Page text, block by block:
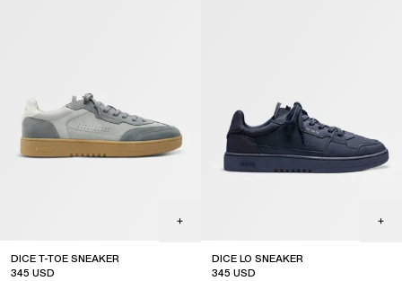
DICE T-TOE SNEAKER
345 USD
DICE LO SNEAKER
345 USD